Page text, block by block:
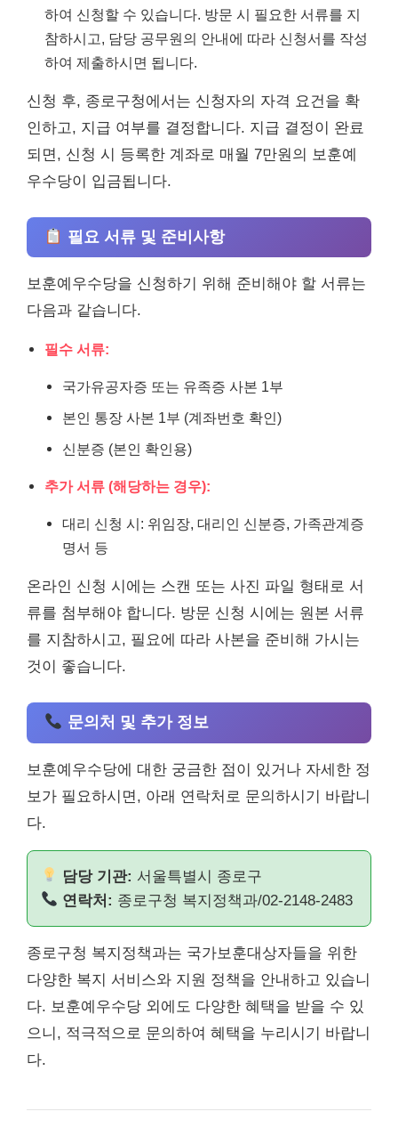
하여 신청할 수 있습니다. 방문 시 필요한 서류를 지
참하시고, 담당 공무원의 안내에 따라 신청서를 작성
하여 제출하시면 됩니다.
신청 후, 종로구청에서는 신청자의 자격 요건을 확
인하고, 지급 여부를 결정합니다. 지급 결정이 완료
되면, 신청 시 등록한 계좌로 매월 7만원의 보훈예
우수당이 입금됩니다.
필요 서류 및 준비사항
보훈예우수당을 신청하기 위해 준비해야 할 서류는
다음과 같습니다.
필수 서류:
국가유공자증 또는 유족증 사본 1부
본인 통장 사본 1부 (계좌번호 확인)
신분증 (본인 확인용)
추가 서류 (해당하는 경우):
대리 신청 시: 위임장, 대리인 신분증, 가족관계증
명서 등
온라인 신청 시에는 스캔 또는 사진 파일 형태로 서
류를 첨부해야 합니다. 방문 신청 시에는 원본 서류
를 지참하시고, 필요에 따라 사본을 준비해 가시는
것이 좋습니다.
문의처 및 추가 정보
보훈예우수당에 대한 궁금한 점이 있거나 자세한 정
보가 필요하시면, 아래 연락처로 문의하시기 바랍니
다.
담당 기관: 서울특별시 종로구
연락처: 종로구청 복지정책과/02-2148-2483
종로구청 복지정책과는 국가보훈대상자들을 위한
다양한 복지 서비스와 지원 정책을 안내하고 있습니
다. 보훈예우수당 외에도 다양한 혜택을 받을 수 있
으니, 적극적으로 문의하여 혜택을 누리시기 바랍니
다.